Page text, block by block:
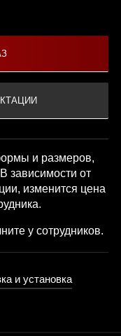
и размеров,
зависимости от
изменится цена
у сотрудников.
и установка